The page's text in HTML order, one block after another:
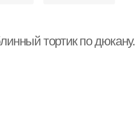
тортик по дюкану.